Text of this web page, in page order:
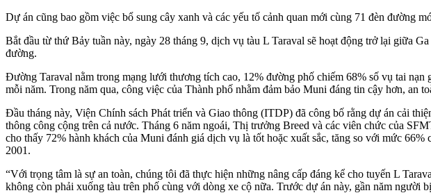
Dự án cũng bao gồm việc bổ sung cây xanh và các yếu tố cảnh quan mới cùng 71 đèn đường
Bắt đầu từ thứ Bảy tuần này, ngày 28 tháng 9, dịch vụ tàu L Taraval sẽ hoạt động trở lại giữa
đường.
Đường Taraval nằm trong mạng lưới thương tích cao, 12% đường phố chiếm 68% số vụ tai
mỗi năm. Trong năm qua, công việc của Thành phố nhằm đảm bảo Muni đáng tin cậy hơn, an
Đầu tháng này, Viện Chính sách Phát triển và Giao thông (ITDP) đã công bố rằng dự án cải
thông công cộng trên cả nước. Tháng 6 năm ngoái, Thị trưởng Breed và các viên chức của
cho thấy 72% hành khách của Muni đánh giá dịch vụ là tốt hoặc xuất sắc, tăng so với mức
2001.
“Với trọng tâm là sự an toàn, chúng tôi đã thực hiện những nâng cấp đáng kể cho tuyến L
không còn phải xuống tàu trên phố cùng với dòng xe cộ nữa. Trước dự án này, gần năm người